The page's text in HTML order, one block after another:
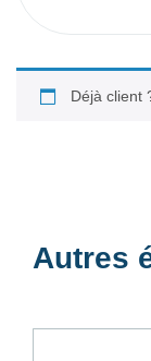
Déjà client
Autres